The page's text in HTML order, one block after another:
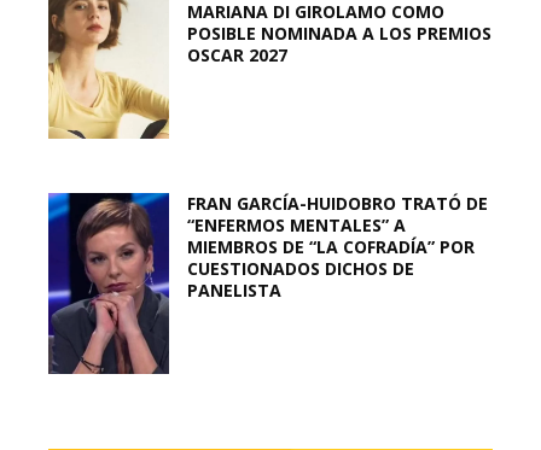
MARIANA DI GIROLAMO COMO
POSIBLE NOMINADA A LOS PREMIOS
OSCAR 2027
FRAN GARCÍA-HUIDOBRO TRATÓ DE
“ENFERMOS MENTALES” A
MIEMBROS DE “LA COFRADÍA” POR
CUESTIONADOS DICHOS DE
PANELISTA